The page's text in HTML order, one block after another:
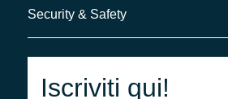
Security & Safety
Iscriviti qui!